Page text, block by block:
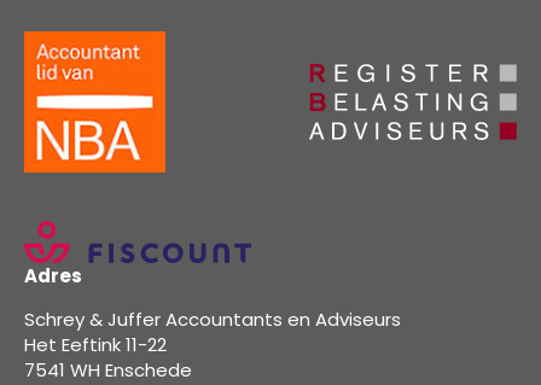
Adres
Schrey & Juffer Accountants en Adviseurs
Het Eeftink 11-22
7541 WH Enschede